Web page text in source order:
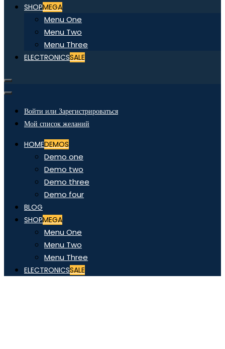
SHOPMEGA
Menu One
Menu Two
Menu Three
ELECTRONICSSALE
Войти или Зарегистрироваться
Мой список желаний
HOMEDEMOS
Demo one
Demo two
Demo three
Demo four
BLOG
SHOPMEGA
Menu One
Menu Two
Menu Three
ELECTRONICSSALE